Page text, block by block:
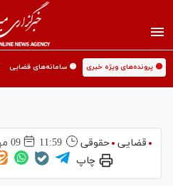
🟡 پرونده‌های ویژه خبری 🟡 سامانه‌های قضایی
قضایی حقوقی 11:59 09 مهر 1404
چاپ